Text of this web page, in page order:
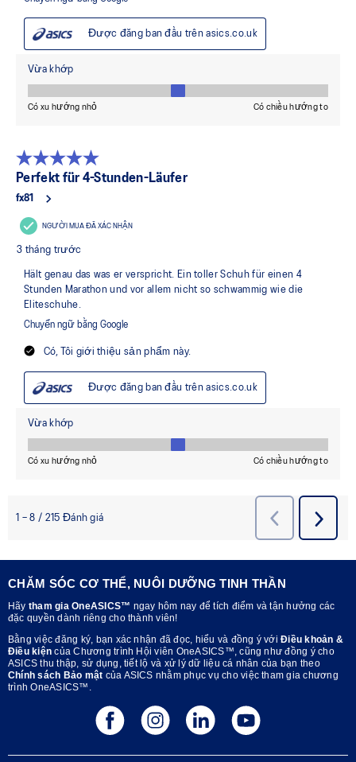
CHĂM SÓC CƠ THỂ, NUÔI DƯỠNG TINH THẦN
Hãy tham gia OneASICS™ ngay hôm nay để tích điểm và tận hưởng các
đặc quyền dành riêng cho thành viên!
Bằng việc đăng ký, bạn xác nhận đã đọc, hiểu và đồng ý với Điều khoản &
Điều kiện của Chương trình Hội viên OneASICS™, cũng như đồng ý cho
ASICS thu thập, sử dụng, tiết lộ và xử lý dữ liệu cá nhân của bạn theo
Chính sách Bảo mật của ASICS nhằm phục vụ cho việc tham gia chương
trình OneASICS™.